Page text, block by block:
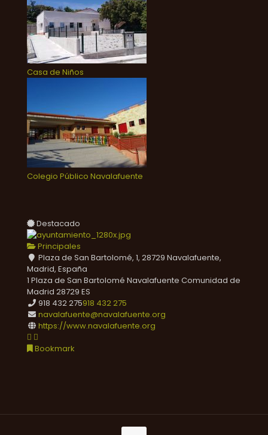
Casa de Niños
Colegio Público Navalafuente
Destacado
Principales
Plaza de San Bartolomé, 1, 28729 Navalafuente,
Madrid, España
1 Plaza de San Bartolomé Navalafuente Comunidad de
Madrid 28729 ES
918 432 275918 432 275
navalafuente@navalafuente.org
https://www.navalafuente.org
Bookmark